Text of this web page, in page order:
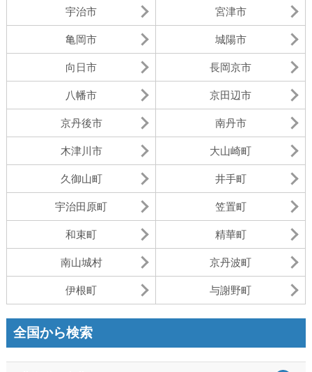
宇治市 宮津市
亀岡市 城陽市
向日市 長岡京市
八幡市 京田辺市
京丹後市 南丹市
木津川市 大山崎町
久御山町 井手町
宇治田原町 笠置町
和束町 精華町
南山城村 京丹波町
伊根町 与謝野町
全国から検索